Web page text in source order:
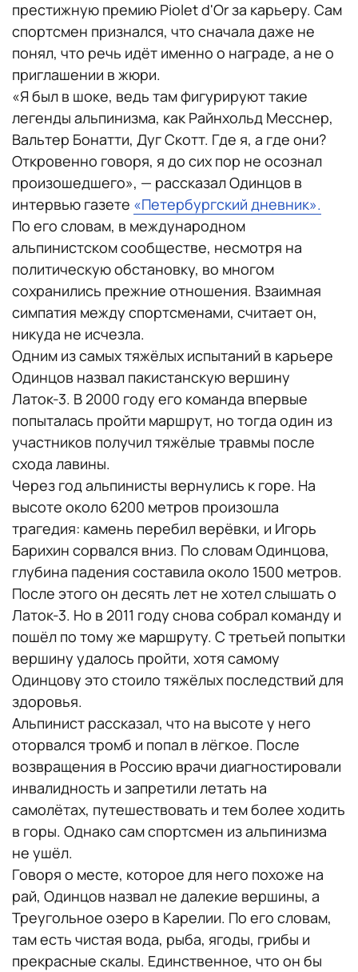
престижную премию Piolet d'Or за карьеру. Сам
спортсмен признался, что сначала даже не
понял, что речь идёт именно о награде, а не о
приглашении в жюри.
«Я был в шоке, ведь там фигурируют такие
легенды альпинизма, как Райнхольд Месснер,
Вальтер Бонатти, Дуг Скотт. Где я, а где они?
Откровенно говоря, я до сих пор не осознал
произошедшего», — рассказал Одинцов в
интервью газете «Петербургский дневник».
По его словам, в международном
альпинистском сообществе, несмотря на
политическую обстановку, во многом
сохранились прежние отношения. Взаимная
симпатия между спортсменами, считает он,
никуда не исчезла.
Одним из самых тяжёлых испытаний в карьере
Одинцов назвал пакистанскую вершину
Латок-3. В 2000 году его команда впервые
попыталась пройти маршрут, но тогда один из
участников получил тяжёлые травмы после
схода лавины.
Через год альпинисты вернулись к горе. На
высоте около 6200 метров произошла
трагедия: камень перебил верёвки, и Игорь
Барихин сорвался вниз. По словам Одинцова,
глубина падения составила около 1500 метров.
После этого он десять лет не хотел слышать о
Латок-3. Но в 2011 году снова собрал команду и
пошёл по тому же маршруту. С третьей попытки
вершину удалось пройти, хотя самому
Одинцову это стоило тяжёлых последствий для
здоровья.
Альпинист рассказал, что на высоте у него
оторвался тромб и попал в лёгкое. После
возвращения в Россию врачи диагностировали
инвалидность и запретили летать на
самолётах, путешествовать и тем более ходить
в горы. Однако сам спортсмен из альпинизма
не ушёл.
Говоря о месте, которое для него похоже на
рай, Одинцов назвал не далекие вершины, а
Треугольное озеро в Карелии. По его словам,
там есть чистая вода, рыба, ягоды, грибы и
прекрасные скалы. Единственное, что он бы